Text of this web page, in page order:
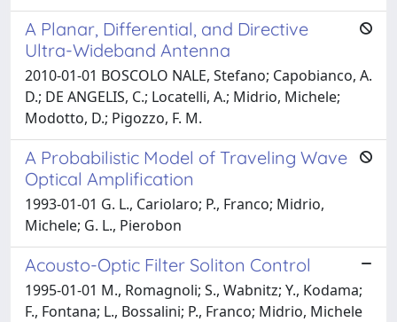
A Planar, Differential, and Directive
Ultra-Wideband Antenna
2010-01-01 BOSCOLO NALE, Stefano; Capobianco, A.
D.; DE ANGELIS, C.; Locatelli, A.; Midrio, Michele;
Modotto, D.; Pigozzo, F. M.
A Probabilistic Model of Traveling Wave
Optical Amplification
1993-01-01 G. L., Cariolaro; P., Franco; Midrio,
Michele; G. L., Pierobon
Acousto-Optic Filter Soliton Control
1995-01-01 M., Romagnoli; S., Wabnitz; Y., Kodama;
F., Fontana; L., Bossalini; P., Franco; Midrio, Michele